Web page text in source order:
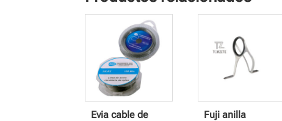
Evia cable de
Fuji anilla